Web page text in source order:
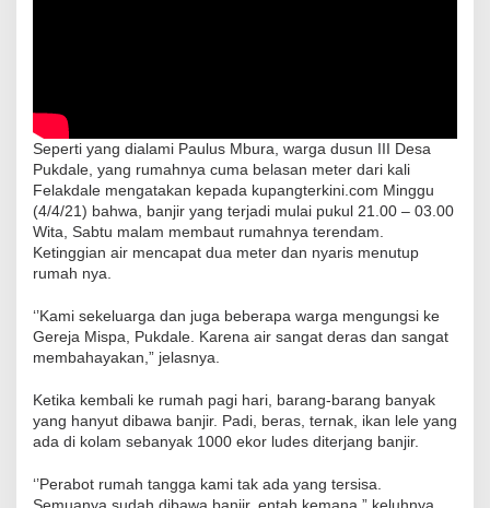
Seperti yang dialami Paulus Mbura, warga dusun III Desa
Pukdale, yang rumahnya cuma belasan meter dari kali
Felakdale mengatakan kepada kupangterkini.com Minggu
(4/4/21) bahwa, banjir yang terjadi mulai pukul 21.00 – 03.00
Wita, Sabtu malam membaut rumahnya terendam.
Ketinggian air mencapat dua meter dan nyaris menutup
rumah nya.
‘’Kami sekeluarga dan juga beberapa warga mengungsi ke
Gereja Mispa, Pukdale. Karena air sangat deras dan sangat
membahayakan,” jelasnya.
Ketika kembali ke rumah pagi hari, barang-barang banyak
yang hanyut dibawa banjir. Padi, beras, ternak, ikan lele yang
ada di kolam sebanyak 1000 ekor ludes diterjang banjir.
‘’Perabot rumah tangga kami tak ada yang tersisa.